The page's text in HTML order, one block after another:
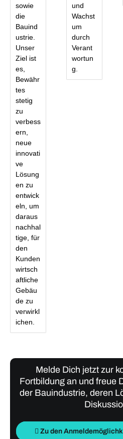
sowie
die
Bauind
ustrie.
Unser
Ziel ist
es,
Bewähr
tes
stetig
zu
verbess
ern,
neue
innovati
ve
Lösung
en zu
entwick
eln, um
daraus
nachhal
tige, für
den
Kunden
wirtsch
aftliche
Gebäu
de zu
verwirkl
ichen.
und
Wachst
um
durch
Verant
wortun
g.
Melde Dich jetzt zur
Fortbildung an und freue
der Bauindustrie, deren
Zu den